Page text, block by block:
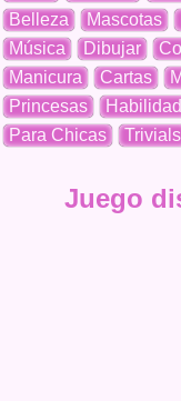
Belleza
Mascotas
Música
Dibujar
Manicura
Cartas
Princesas
Habilidad
Para Chicas
Trivials
Juego